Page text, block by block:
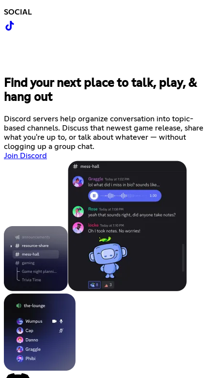
SOCIAL
Find your next place to talk, play, &
hang out
Discord servers help organize conversation into topic-
based channels. Discuss that newest game release, share
what you're up to, or talk about whatever — without
clogging up a group chat.
Join Discord